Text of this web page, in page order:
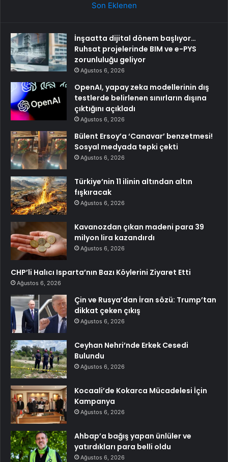
Son Eklenen
İnşaatta dijital dönem başlıyor…
Ruhsat projelerinde BIM ve e-PYS
zorunluluğu geliyor
Ağustos 6, 2026
OpenAI, yapay zeka modellerinin dış
testlerde belirlenen sınırların dışına
çıktığını açıkladı
Ağustos 6, 2026
Bülent Ersoy’a ‘Canavar’ benzetmesi!
Sosyal medyada tepki çekti
Ağustos 6, 2026
Türkiye’nin 11 ilinin altından altın
fışkıracak
Ağustos 6, 2026
Kavanozdan çıkan madeni para 39
milyon lira kazandırdı
Ağustos 6, 2026
CHP’li Halıcı Isparta’nın Bazı Köylerini Ziyaret Etti
Ağustos 6, 2026
Çin ve Rusya’dan İran sözü: Trump’tan
dikkat çeken çıkış
Ağustos 6, 2026
Ceyhan Nehri’nde Erkek Cesedi
Bulundu
Ağustos 6, 2026
Kocaali’de Kokarca Mücadelesi İçin
Kampanya
Ağustos 6, 2026
Ahbap’a bağış yapan ünlüler ve
yatırdıkları para belli oldu
Ağustos 6, 2026